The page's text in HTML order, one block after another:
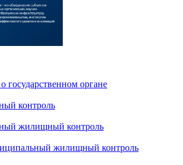
государственном органе
контроль
жилищный контроль
жилищный контроль